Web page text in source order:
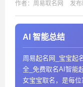
作者：周易取名网 发
AI 智能总结
周易起名网_宝宝起
全_免费取名AI智能
女宝宝取名，是每